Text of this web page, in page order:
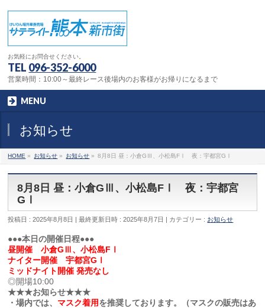
お気軽にお問合せください。
TEL 096-352-6000
営業時間：10:00～最終レース後場内のお客様がお帰りになるまで
MENU
お知らせ
HOME » お知らせ » お知らせ » 8月8日 昼：小倉GⅢ、小松島FⅠ 夜：宇都宮GⅠ
8月8日 昼：小倉GⅢ、小松島FⅠ 夜：宇都宮
GⅠ
投稿日 : 2025年8月8日 最終更新日時 : 2025年8月7日 カテゴリー : お知らせ
●●●本日の開催日程●●●
昼開催 小倉GⅢ、小松島FⅠ
ナイター開催 宇都宮GⅠ
ミッドナイト開催 発売なし
◎開場10:00
★★★お知らせ★★★
・場内では、 マスク着用を推奨しております。（マスクの販売はあ